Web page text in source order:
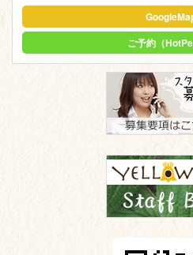
ご予約（